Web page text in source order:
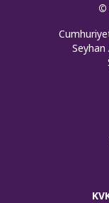
©
Seyhan